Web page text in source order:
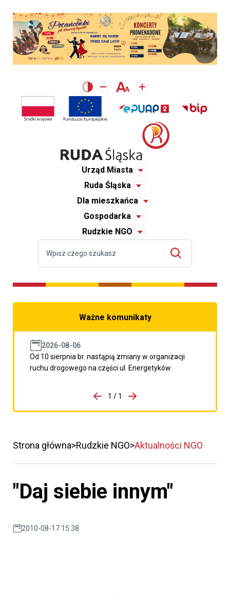
Urząd Miasta
Ruda Śląska
Dla mieszkańca
Gospodarka
Rudzkie NGO
Ważne komunikaty
2026-08-06
Od 10 sierpnia br. nastąpią zmiany w organizacji
ruchu drogowego na części ul. Energetyków.
porzpedniego komunikatu
1 / 1
Przejdź do następnego
Strona główna Rudzkie NGO Aktualności NGO
"Daj siebie innym"
2010-08-17 15:38